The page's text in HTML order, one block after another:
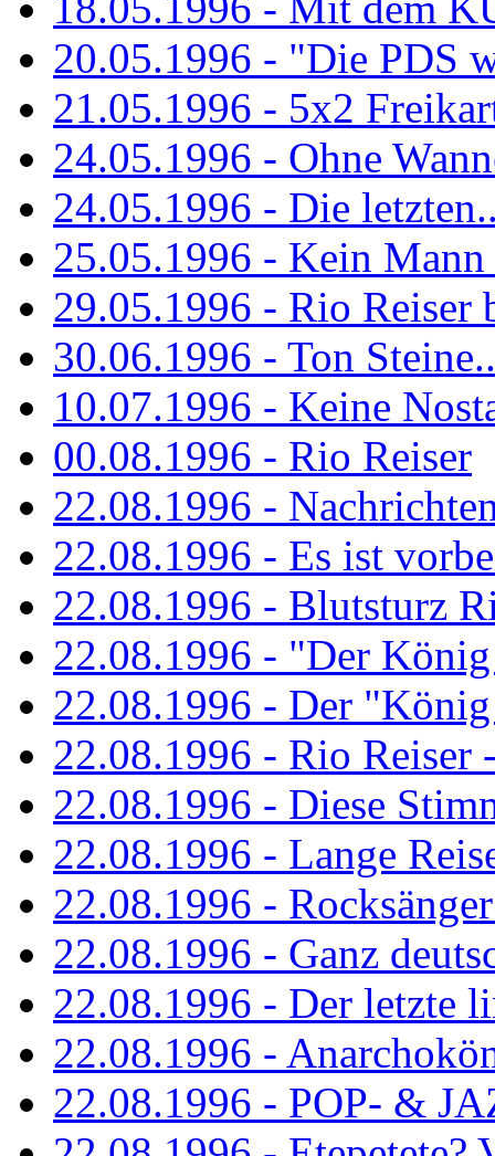
20.05.1996 - "Die PDS
21.05.1996 - 5x2
24.05.1996 - Ohne
24.05.1996 - Die
25.05.1996 - Kein
29.05.1996 - Rio Reiser
30.06.1996 - Ton
10.07.1996 - Keine
00.08.1996 - Rio Reiser
22.08.1996 -
22.08.1996 - Es ist
22.08.1996 - Blutsturz
22.08.1996 - "Der
22.08.1996 - Der
22.08.1996 - Rio Reiser
22.08.1996 - Diese
22.08.1996 - Lange
22.08.1996 -
22.08.1996 - Ganz
22.08.1996 - Der letzte
22.08.1996 -
22.08.1996 - POP- &